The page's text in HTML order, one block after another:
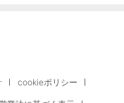
cookieポリシー